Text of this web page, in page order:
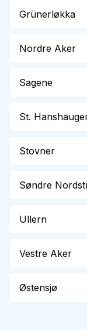
Grünerløkka
Nordre Aker
Sagene
St.
Stovner
Søndre
Ullern
Vestre Aker
Østensjø